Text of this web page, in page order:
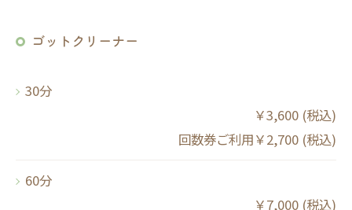
ゴットクリーナー
30分
￥3,600 (税込)
回数券ご利用￥2,700 (税込)
60分
￥7,000 (税込)